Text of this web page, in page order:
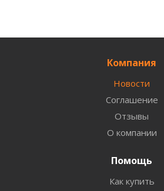
Компания
Новости
Соглашение
Отзывы
О компании
Помощь
Как купить